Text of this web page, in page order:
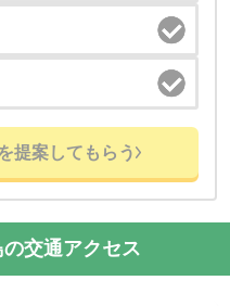
提案してもらう
交通アクセス